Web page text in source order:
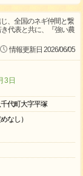
、全国のネギ仲間と繋
代表と共に、『強い農
情報更新日 2026/06/05
3日
代町大字平塚
なし）